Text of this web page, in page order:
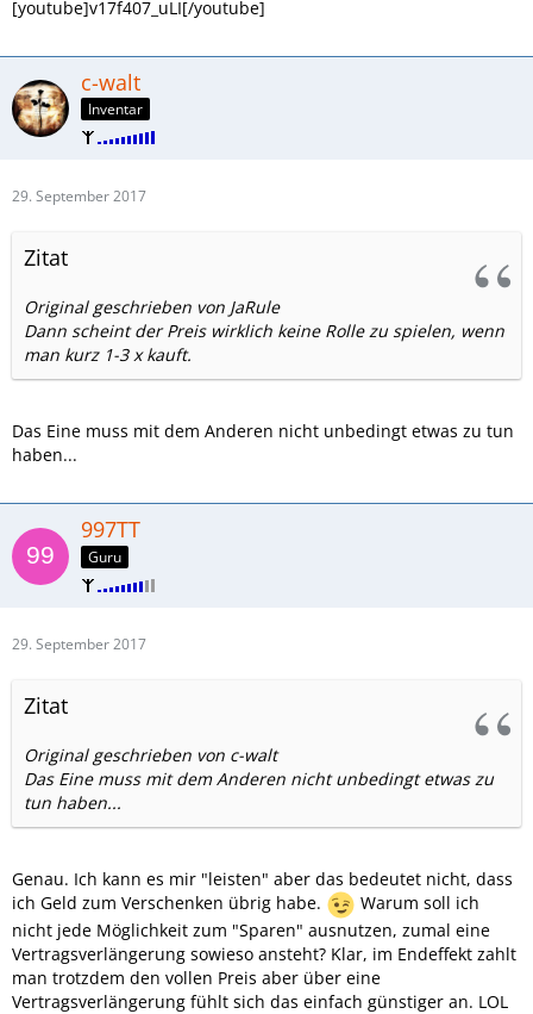
[youtube]v17f407_uLI[/youtube]
c-walt
Inventar
29. September 2017
Zitat
Original geschrieben von JaRule
Dann scheint der Preis wirklich keine Rolle zu spielen, wenn
man kurz 1-3 x kauft.
Das Eine muss mit dem Anderen nicht unbedingt etwas zu tun
haben...
997TT
Guru
29. September 2017
Zitat
Original geschrieben von c-walt
Das Eine muss mit dem Anderen nicht unbedingt etwas zu
tun haben...
Genau. Ich kann es mir "leisten" aber das bedeutet nicht, dass
ich Geld zum Verschenken übrig habe.
Warum soll ich
nicht jede Möglichkeit zum "Sparen" ausnutzen, zumal eine
Vertragsverlängerung sowieso ansteht? Klar, im Endeffekt zahlt
man trotzdem den vollen Preis aber über eine
Vertragsverlängerung fühlt sich das einfach günstiger an. LOL